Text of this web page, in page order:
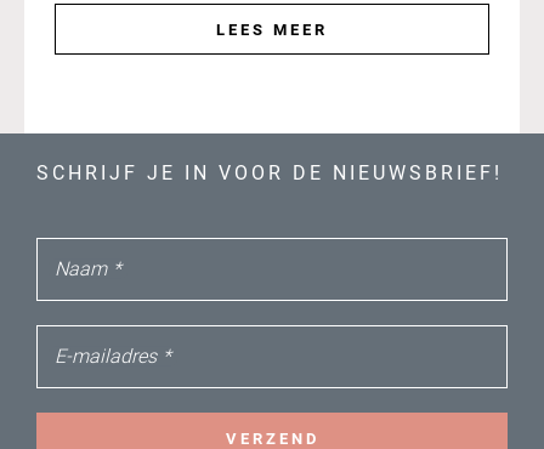
LEES MEER
SCHRIJF JE IN VOOR DE NIEUWSBRIEF!
Naam *
E-mailadres *
VERZEND